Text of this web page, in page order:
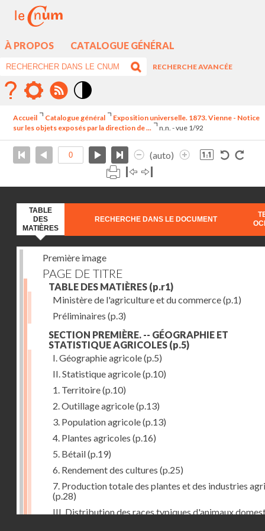
À PROPOS CATALOGUE GÉNÉRAL
RECHERCHE AVANCÉE
élévé
Accueil Catalogue général
Exposition universelle. 1873. Vienne - Notice
sur les objets exposés par la direction de ...
n.n. - vue 1/92
(auto)
TABLE
DES
MATIÈRES
RECHERCHE DANS LE DOCUMENT
Première image
PAGE DE TITRE
TABLE DES MATIÈRES (p.r1)
Ministère de l'agriculture et du commerce(p.1)
Préliminaires (p.3)
SECTION PREMIÈRE. -- GÉOGRAPHIE ET
STATISTIQUE AGRICOLES (p.5)
I. Géographie agricole(p.5)
II. Statistique agricole(p.10)
1. Territoire(p.10)
2. Outillage agricole(p.13)
3. Population agricole(p.13)
4. Plantes agricoles (p.16)
5. Bétail(p.19)
6. Rendement des cultures (p.25)
7. Production totale des plantes et des industries
(p.28)
III. Distribution des races typiques d'animaux